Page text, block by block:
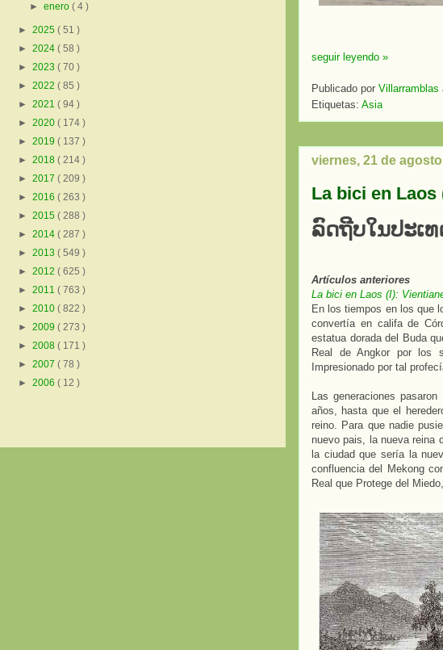
seguir leyendo »
Publicado por Villarramblas
Etiquetas: Asia
viernes, 21 de
La bici en Laos
ລົດຖີບໃນປະເ
Artículos anteriores
La bici en Laos (I):
En los tiempos en los que
convertía en califa de
estatua dorada del Buda
Real de Angkor por los
Impresionado por tal
Las generaciones
años, hasta que el
reino. Para que nadie
nuevo pais, la nueva reina
la ciudad que sería la
confluencia del Mekong
Real que Protege del
►enero( 4 )
► 2025 ( 51 )
► 2024 ( 58 )
► 2023 ( 70 )
► 2022 ( 85 )
► 2021 ( 94 )
► 2020 ( 174 )
► 2019 ( 137 )
► 2018 ( 214 )
► 2017 ( 209 )
► 2016 ( 263 )
► 2015 ( 288 )
► 2014 ( 287 )
► 2013 ( 549 )
► 2012 ( 625 )
► 2011 ( 763 )
► 2010 ( 822 )
► 2009 ( 273 )
► 2008 ( 171 )
► 2007 ( 78 )
► 2006 ( 12 )